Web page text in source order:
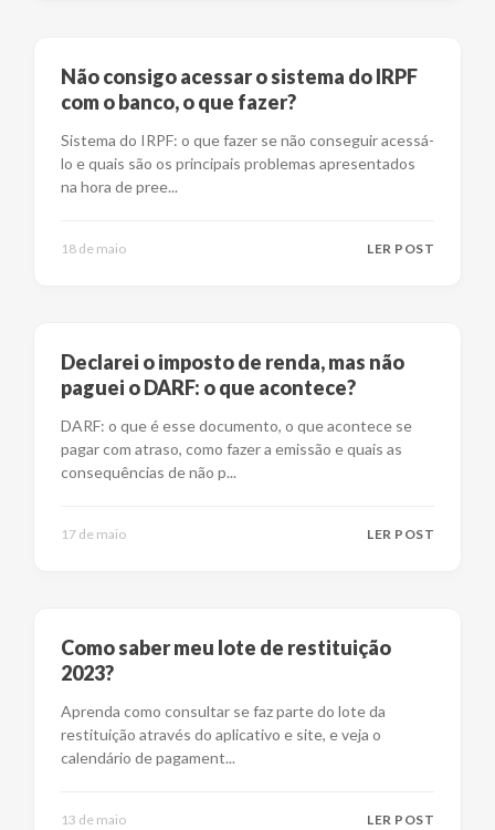
Não consigo acessar o sistema do IRPF
com o banco, o que fazer?
Sistema do IRPF: o que fazer se não conseguir acessá-
lo e quais são os principais problemas apresentados
na hora de pree...
18 de maio LER POST
Declarei o imposto de renda, mas não
paguei o DARF: o que acontece?
DARF: o que é esse documento, o que acontece se
pagar com atraso, como fazer a emissão e quais as
consequências de não p...
17 de maio LER POST
Como saber meu lote de restituição
2023?
Aprenda como consultar se faz parte do lote da
restituição através do aplicativo e site, e veja o
calendário de pagament...
13 de maio LER POST